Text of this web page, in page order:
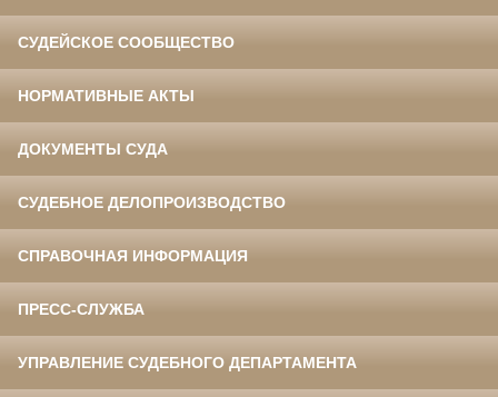
СУДЕЙСКОЕ СООБЩЕСТВО
НОРМАТИВНЫЕ АКТЫ
ДОКУМЕНТЫ СУДА
СУДЕБНОЕ ДЕЛОПРОИЗВОДСТВО
СПРАВОЧНАЯ ИНФОРМАЦИЯ
ПРЕСС-СЛУЖБА
УПРАВЛЕНИЕ СУДЕБНОГО ДЕПАРТАМЕНТА